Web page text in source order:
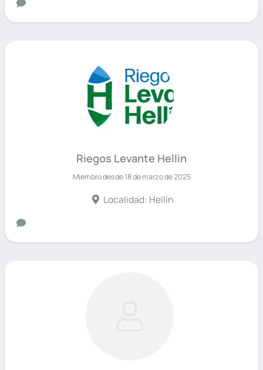
Riegos Levante Hellin
Miembro desde 18 de marzo de 2025
Localidad: Hellín